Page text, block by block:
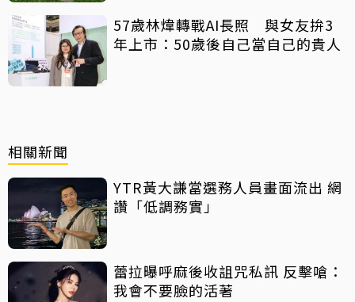
57歲林煒轉戰AI長照 與女友拚3
年上市：50歲後自己當自己的貴人
相關新聞
YTR黃大謙當選務人員畫面流出 網
讚「低調務實」
蕾拉曝呼麻後收詛咒私訊 反擊嗆：
我會不要臉的活著